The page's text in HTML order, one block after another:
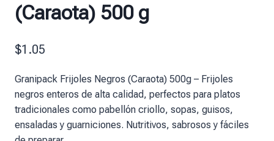
(Caraota) 500 g
$1.05
Granipack Frijoles Negros (Caraota) 500g – Frijoles
negros enteros de alta calidad, perfectos para platos
tradicionales como pabellón criollo, sopas, guisos,
ensaladas y guarniciones. Nutritivos, sabrosos y fáciles